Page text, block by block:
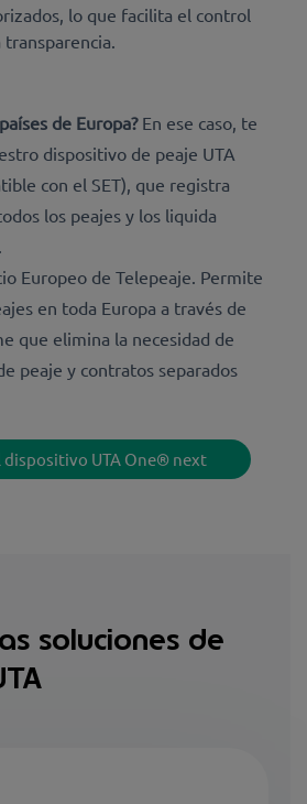
lo que facilita el control
de Europa? En ese caso, te
dispositivo de peaje UTA
con el SET), que registra
los peajes y los liquida
Europeo de Telepeaje. Permite
en toda Europa a través de
que elimina la necesidad de
peaje y contratos separados
dispositivo UTA One® next
soluciones de